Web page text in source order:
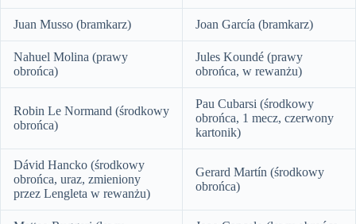
Juan Musso (bramkarz) Joan García (bramkarz)
Nahuel Molina (prawy
obrońca)
Jules Koundé (prawy
obrońca, w rewanżu)
Robin Le Normand (środkowy
obrońca)
Pau Cubarsi (środkowy
obrońca, 1 mecz, czerwony
kartonik)
Dávid Hancko (środkowy
obrońca, uraz, zmieniony
przez Lengleta w rewanżu)
Gerard Martín (środkowy
obrońca)